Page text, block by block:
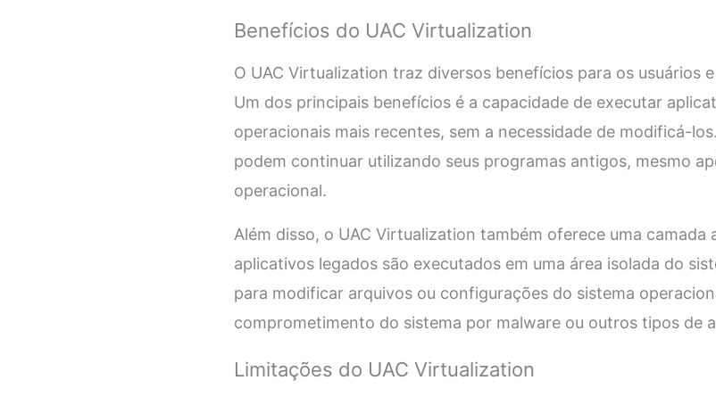
Benefícios do UAC Virtualization
O UAC Virtualization traz diversos benefícios para os usuários
Um dos principais benefícios é a capacidade de executar
operacionais mais recentes, sem a necessidade de modificá-
podem continuar utilizando seus programas antigos, mesmo
operacional.
Além disso, o UAC Virtualization também oferece uma camada
aplicativos legados são executados em uma área isolada do
para modificar arquivos ou configurações do sistema
comprometimento do sistema por malware ou outros tipos de
Limitações do UAC Virtualization